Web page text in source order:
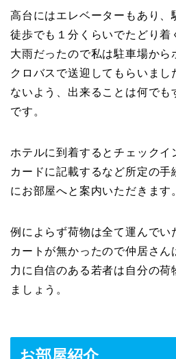
高台にはエレベーターもあり、
徒歩でも１分くらいでたどり着
大雨だったので私は駐車場から
クロバスで送迎してもらいまし
ないよう、出来ることは何でも
です。
ホテルに到着するとチェックイ
カードに記載するなど所定の手
にお部屋へと案内いただきます
例によらず荷物は全て運んでい
カートが無かったので仲居さん
力に自信のある若者は自分の
ましょう。
お部屋紹介